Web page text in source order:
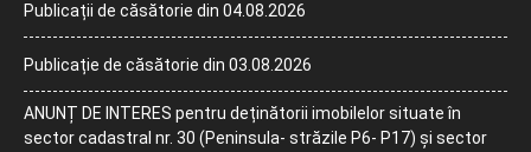
Publicații de căsătorie din 04.08.2026
Publicație de căsătorie din 03.08.2026
ANUNȚ DE INTERES pentru deținătorii imobilelor situate în
sector cadastral nr. 30 (Peninsula- străzile P6- P17) și sector